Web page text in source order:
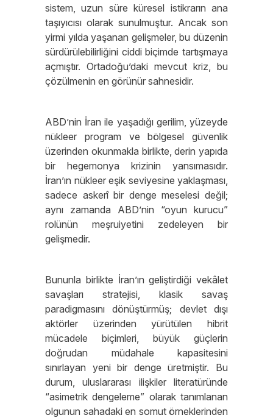
sistem, uzun süre küresel istikrarın ana
taşıyıcısı olarak sunulmuştur. Ancak son
yirmi yılda yaşanan gelişmeler, bu düzenin
sürdürülebilirliğini ciddi biçimde tartışmaya
açmıştır. Ortadoğu’daki mevcut kriz, bu
çözülmenin en görünür sahnesidir.
ABD’nin İran ile yaşadığı gerilim, yüzeyde
nükleer program ve bölgesel güvenlik
üzerinden okunmakla birlikte, derin yapıda
bir hegemonya krizinin yansımasıdır.
İran’ın nükleer eşik seviyesine yaklaşması,
sadece askerî bir denge meselesi değil;
aynı zamanda ABD’nin “oyun kurucu”
rolünün meşruiyetini zedeleyen bir
gelişmedir.
Bununla birlikte İran’ın geliştirdiği vekâlet
savaşları stratejisi, klasik savaş
paradigmasını dönüştürmüş; devlet dışı
aktörler üzerinden yürütülen hibrit
mücadele biçimleri, büyük güçlerin
doğrudan müdahale kapasitesini
sınırlayan yeni bir denge üretmiştir. Bu
durum, uluslararası ilişkiler literatüründe
“asimetrik dengeleme” olarak tanımlanan
olgunun sahadaki en somut örneklerinden